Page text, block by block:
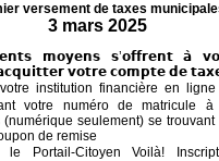
versement de taxes
3 mars 2025
𝗺𝗼𝘆𝗲𝗻𝘀 𝘀’𝗼𝗳𝗳𝗿𝗲𝗻𝘁 𝗮̀
𝘃𝗼𝘁𝗿𝗲 𝗰𝗼𝗺𝗽𝘁𝗲 𝗱𝗲
institution financière en
votre numéro de matricule à
(numérique seulement) se trouvant
de remise
le Portail-Citoyen Voilà!